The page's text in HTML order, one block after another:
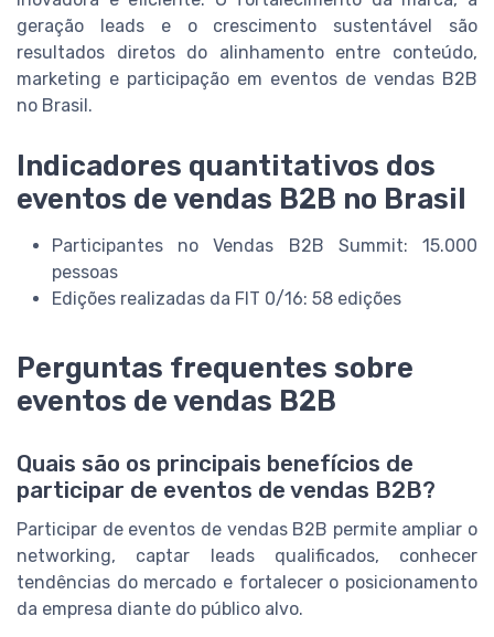
geração leads e o crescimento sustentável são
resultados diretos do alinhamento entre conteúdo,
marketing e participação em eventos de vendas B2B
no Brasil.
Indicadores quantitativos dos
eventos de vendas B2B no Brasil
Participantes no Vendas B2B Summit: 15.000
pessoas
Edições realizadas da FIT 0/16: 58 edições
Perguntas frequentes sobre
eventos de vendas B2B
Quais são os principais benefícios de
participar de eventos de vendas B2B?
Participar de eventos de vendas B2B permite ampliar o
networking, captar leads qualificados, conhecer
tendências do mercado e fortalecer o posicionamento
da empresa diante do público alvo.